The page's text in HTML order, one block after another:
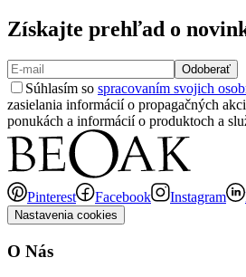
Získajte prehľad o
Odoberať
Súhlasím so spracovaním svojich
zasielania informácií o propagačných
ponukách a informácií o produktoch a
Pinterest Facebook Instagram
Nastavenia cookies
O Nás